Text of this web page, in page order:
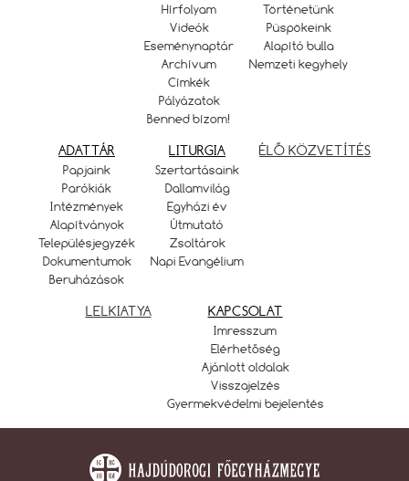
Hírfolyam
Videók
Eseménynaptár
Archívum
Címkék
Pályázatok
Benned bízom!
Történetünk
Püspökeink
Alapító bulla
Nemzeti kegyhely
ADATTÁR
Papjaink
Parókiák
Intézmények
Alapítványok
Településjegyzék
Dokumentumok
Beruházások
LITURGIA
Szertartásaink
Dallamvilág
Egyházi év
Útmutató
Zsoltárok
Napi Evangélium
ÉLŐ KÖZVETÍTÉS
LELKIATYA KAPCSOLAT
Imresszum
Elérhetőség
Ajánlott oldalak
Visszajelzés
Gyermekvédelmi bejelentés